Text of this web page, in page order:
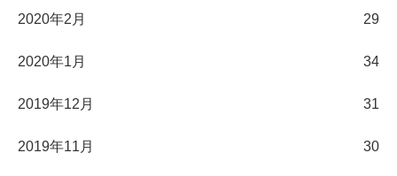
2020年2月 29
2020年1月 34
2019年12月 31
2019年11月 30